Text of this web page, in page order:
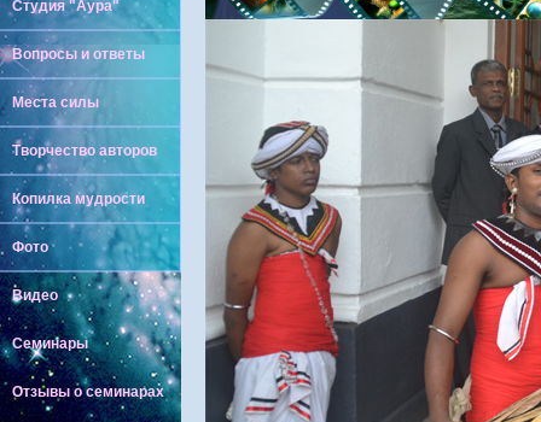
Студия "Аура"
Вопросы и ответы
Места силы
Творчество авторов
Копилка мудрости
Фото
Видео
Семинары
Отзывы о семинарах